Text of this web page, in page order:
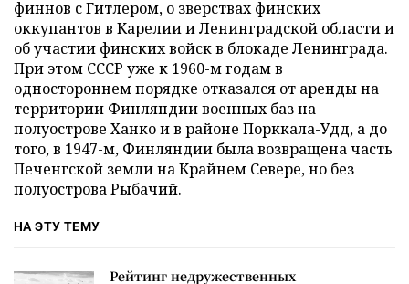
финнов с Гитлером, о зверствах финских
оккупантов в Карелии и Ленинградской области и
об участии финских войск в блокаде Ленинграда.
При этом СССР уже к 1960-м годам в
одностороннем порядке отказался от аренды на
территории Финляндии военных баз на
полуострове Ханко и в районе Порккала-Удд, а до
того, в 1947-м, Финляндии была возвращена часть
Печенгской земли на Крайнем Севере, но без
полуострова Рыбачий.
НА ЭТУ ТЕМУ
Рейтинг недружественных